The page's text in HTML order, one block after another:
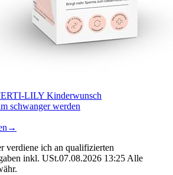
LILY Kinderwunsch
schwanger werden
→
verdiene ich an qualifizierten
inkl. USt.07.08.2026 13:25 Alle